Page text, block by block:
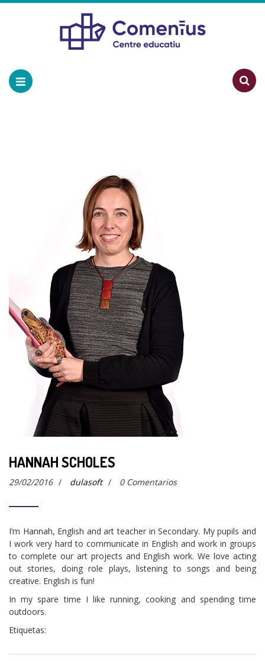
HANNAH SCHOLES
29/02/2016 / dulasoft / 0 Comentarios
I’m Hannah, English and art teacher in Secondary. My pupils and
I work very hard to communicate in English and work in groups
to complete our art projects and English work. We love acting
out stories, doing role plays, listening to songs and being
creative. English is fun!
In my spare time I like running, cooking and spending time
outdoors.
Etiquetas: